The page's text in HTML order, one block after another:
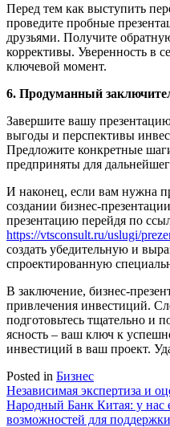
Перед тем как выступить
проведите пробные
друзьями. Получите
коррективы. Уверенность в
ключевой момент.
6. Продуманный
Завершите вашу
выгоды и перспективы
Предложите конкретные
предприняты для
И наконец, если вам нужна
создании бизнес-
презентацию перейдя по
https://vtsconsult.ru/uslugi/
создать убедительную и
спроектированную
В заключение, бизнес-
привлечения инвестиций.
подготовьтесь тщательно и
ясность – ваш ключ к
инвестиций в ваш проект.
Posted in Бизнес
Навигация
по
Независимая экспертиза и
Народный Банк Китая: у нас
возможностей для